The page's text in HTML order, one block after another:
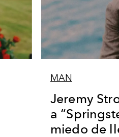
MAN
Jeremy
a
miedo de